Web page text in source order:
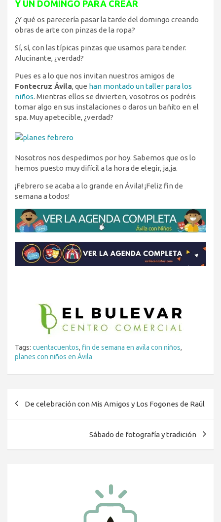
Y UN DOMINGO PARA CREAR
¿Y qué os parecería pasar la tarde del domingo creando
obras de arte con pinzas de la ropa?
Sí, sí, con las típicas pinzas que usamos para tender.
Alucinante, ¿verdad?
Pues es a lo que nos invitan nuestros amigos de
Fontecruz Ávila, que han montado un taller para los
niños. Mientras ellos se divierten, vosotros os podréis
tomar algo en sus instalaciones o daros un bañito en el
spa. Muy apetecible, ¿verdad?
Nosotros nos despedimos por hoy. Sabemos que os lo
hemos puesto muy difícil a la hora de elegir, ja,ja.
¡Febrero se acaba a lo grande en Ávila! ¡Feliz fin de
semana a todos!
Tags: cuentacuentos, fin de semana en avila con niños,
planes con niños en Ávila
De celebración con Mis Amigos y Los Fogones de Raúl
Sábado de fotografía y tradición